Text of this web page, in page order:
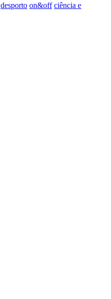
desporto on&off ciência e